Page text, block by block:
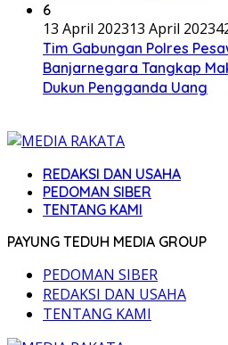
6
13 April 202313 April 2023
Tim Gabungan Polres
Banjarnegara Tangkap
Dukun Pengganda Uang
REDAKSI DAN USAHA
PEDOMAN SIBER
TENTANG KAMI
PAYUNG TEDUH MEDIA GROUP
PEDOMAN SIBER
REDAKSI DAN USAHA
TENTANG KAMI